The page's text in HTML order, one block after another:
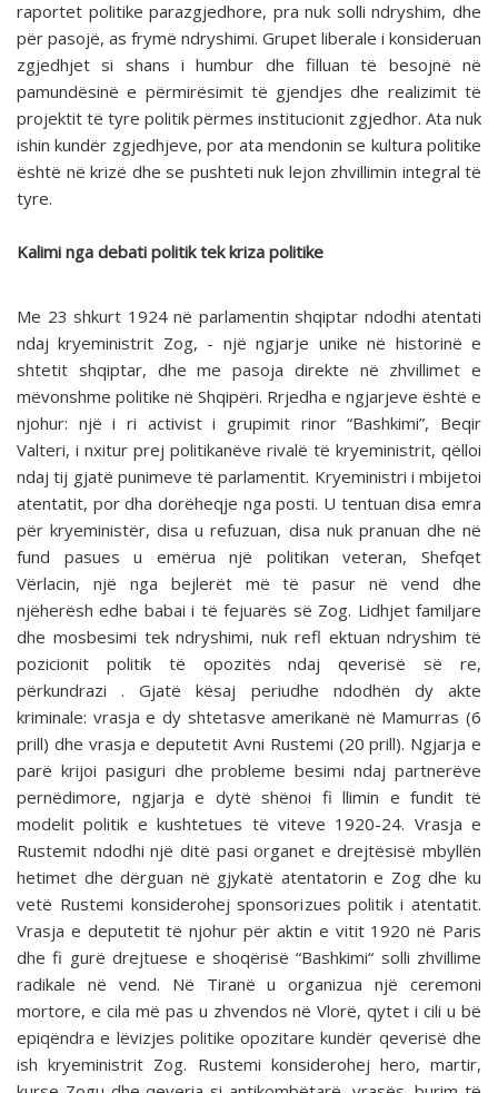
raportet politike parazgjedhore, pra nuk solli ndryshim, dhe
për pasojë, as frymë ndryshimi. Grupet liberale i konsideruan
zgjedhjet si shans i humbur dhe filluan të besojnë në
pamundësinë e përmirësimit të gjendjes dhe realizimit të
projektit të tyre politik përmes institucionit zgjedhor. Ata nuk
ishin kundër zgjedhjeve, por ata mendonin se kultura politike
është në krizë dhe se pushteti nuk lejon zhvillimin integral të
tyre.
Kalimi nga debati politik tek kriza politike
Me 23 shkurt 1924 në parlamentin shqiptar ndodhi atentati
ndaj kryeministrit Zog, - një ngjarje unike në historinë e
shtetit shqiptar, dhe me pasoja direkte në zhvillimet e
mëvonshme politike në Shqipëri. Rrjedha e ngjarjeve është e
njohur: një i ri activist i grupimit rinor “Bashkimi”, Beqir
Valteri, i nxitur prej politikanëve rivalë të kryeministrit, qëlloi
ndaj tij gjatë punimeve të parlamentit. Kryeministri i mbijetoi
atentatit, por dha dorëheqje nga posti. U tentuan disa emra
për kryeministër, disa u refuzuan, disa nuk pranuan dhe në
fund pasues u emërua një politikan veteran, Shefqet
Vërlacin, një nga bejlerët më të pasur në vend dhe
njëherësh edhe babai i të fejuarës së Zog. Lidhjet familjare
dhe mosbesimi tek ndryshimi, nuk refl ektuan ndryshim të
pozicionit politik të opozitës ndaj qeverisë së re,
përkundrazi . Gjatë kësaj periudhe ndodhën dy akte
kriminale: vrasja e dy shtetasve amerikanë në Mamurras (6
prill) dhe vrasja e deputetit Avni Rustemi (20 prill). Ngjarja e
parë krijoi pasiguri dhe probleme besimi ndaj partnerëve
pernëdimore, ngjarja e dytë shënoi fi llimin e fundit të
modelit politik e kushtetues të viteve 1920-24. Vrasja e
Rustemit ndodhi një ditë pasi organet e drejtësisë mbyllën
hetimet dhe dërguan në gjykatë atentatorin e Zog dhe ku
vetë Rustemi konsiderohej sponsorizues politik i atentatit.
Vrasja e deputetit të njohur për aktin e vitit 1920 në Paris
dhe fi gurë drejtuese e shoqërisë “Bashkimi“ solli zhvillime
radikale në vend. Në Tiranë u organizua një ceremoni
mortore, e cila më pas u zhvendos në Vlorë, qytet i cili u bë
epiqëndra e lëvizjes politike opozitare kundër qeverisë dhe
ish kryeministrit Zog. Rustemi konsiderohej hero, martir,